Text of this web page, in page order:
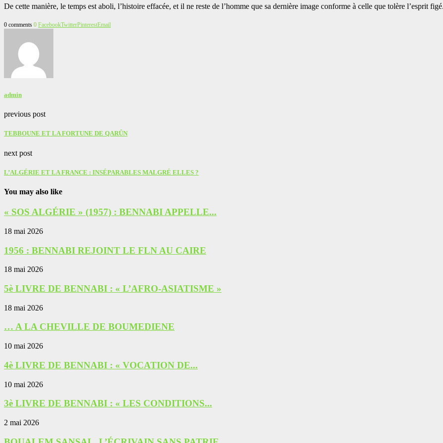
De cette manière, le temps est aboli, l’histoire effacée, et il ne reste de l’homme que sa dernière image conforme à celle que tolère l’esprit
0 comments 0 FacebookTwitterPinterestEmail
admin
previous post
TEBBOUNE ET LA FORTUNE DE QARÛN
next post
L’ALGÉRIE ET LA FRANCE : INSÉPARABLES MALGRÉ ELLES ?
You may also like
« SOS ALGÉRIE » (1957) : BENNABI APPELLE...
18 mai 2026
1956 : BENNABI REJOINT LE FLN AU CAIRE
18 mai 2026
5è LIVRE DE BENNABI : « L’AFRO-ASIATISME »
18 mai 2026
… A LA CHEVILLE DE BOUMEDIENE
10 mai 2026
4è LIVRE DE BENNABI : « VOCATION DE...
10 mai 2026
3è LIVRE DE BENNABI : « LES CONDITIONS...
2 mai 2026